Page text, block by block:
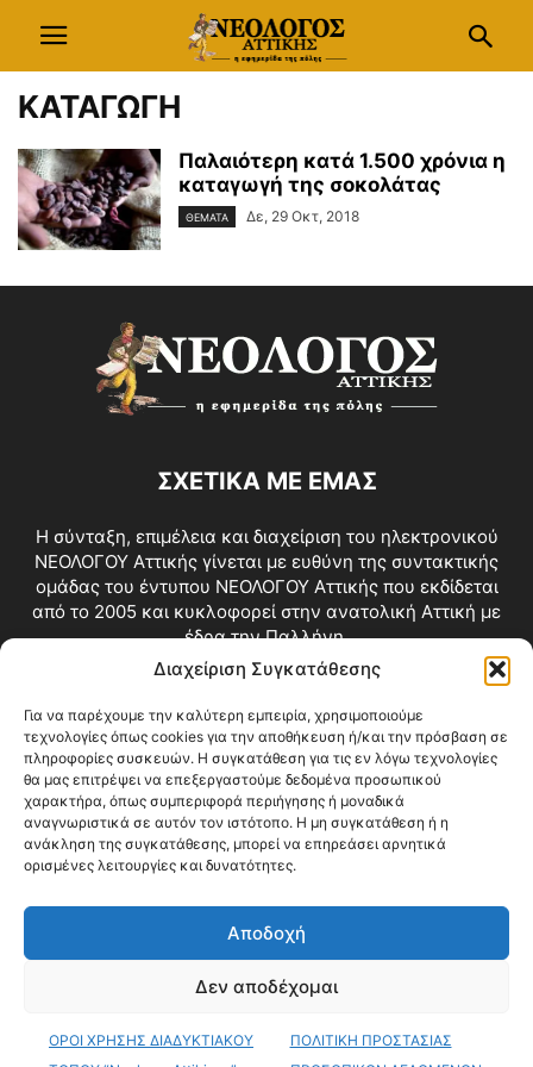
Διαχείριση Συγκατάθεσης
Για να παρέχουμε την καλύτερη εμπειρία, χρησιμοποιούμε
τεχνολογίες όπως cookies για την αποθήκευση ή/και την πρόσβαση σε
πληροφορίες συσκευών. Η συγκατάθεση για τις εν λόγω τεχνολογίες
θα μας επιτρέψει να επεξεργαστούμε δεδομένα προσωπικού
χαρακτήρα, όπως συμπεριφορά περιήγησης ή μοναδικά
αναγνωριστικά σε αυτόν τον ιστότοπο. Η μη συγκατάθεση ή η
ανάκληση της συγκατάθεσης, μπορεί να επηρεάσει αρνητικά
ορισμένες λειτουργίες και δυνατότητες.
Αποδοχή
Δεν αποδέχομαι
ΟΡΟΙ ΧΡΗΣΗΣ ΔΙΑΔΥΚΤΙΑΚΟΥ
ΠΟΛΙΤΙΚΗ ΠΡΟΣΤΑΣΙΑΣ
ΚΑΤΑΓΩΓΗ
Παλαιότερη κατά 1.500 χρόνια η
καταγωγή της σοκολάτας
ΘΕΜΑΤΑ Δε, 29 Οκτ, 2018
ΣΧΕΤΙΚΑ ΜΕ ΕΜΑΣ
Η σύνταξη, επιμέλεια και διαχείριση του ηλεκτρονικού
ΝΕΟΛΟΓΟΥ Αττικής γίνεται με ευθύνη της συντακτικής
ομάδας του έντυπου ΝΕΟΛΟΓΟΥ Αττικής που εκδίδεται
από το 2005 και κυκλοφορεί στην ανατολική Αττική με
έδρα την Παλλήνη.
Επικοινωνία:info@neologosattikis.gr
ΑΚΟΛΟΥΘΗΣΕ ΜΑΣ
Videos Όροι Χρήσης
© Copyright 2026 ΝΕΟΛΟΓΟΣ ΑΤΤΙΚΗΣ • All Rights Reserved •